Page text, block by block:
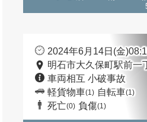
2024年6月14日(金
明石市大久保町駅前一
車両相互 小破事故
軽貨物車(1) 自転車(1)
死亡(0) 負傷(1)